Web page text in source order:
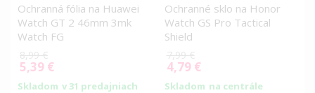
Ochranná fólia na Huawei
Watch GT 2 46mm 3mk
Watch FG
8,99 €
Special
5,39 €
Skladom v 31 predajniach
Ochranné sklo na Honor
Watch GS Pro Tactical
Shield
7,99 €
Special
4,79 €
Skladom na centrále